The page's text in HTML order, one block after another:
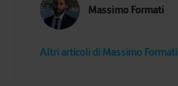
Massimo Formati
Altri articoli di Massimo Formati